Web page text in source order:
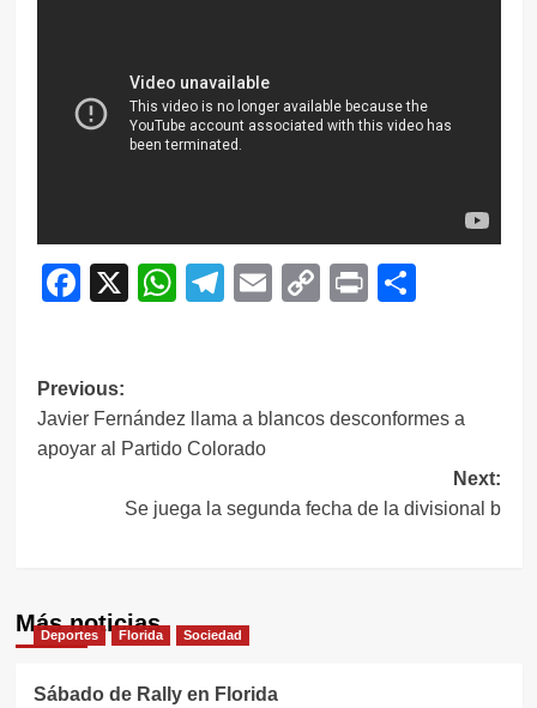
Facebook
X WhatsApp
Telegram
EmailCopy
Print
Navegación
de
entradas
Previous:
Javier Fernández llama a blancos desconformes a
apoyar al Partido Colorado
Next:
Se juega la segunda fecha de la divisional b
Más noticias
Deportes Florida Sociedad
Sábado de Rally en Florida